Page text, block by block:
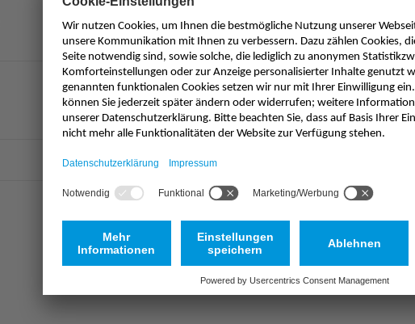
Passendes Produkt nicht